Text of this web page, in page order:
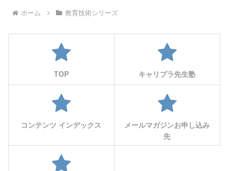
ホーム 教育技術シリーズ
TOP キャリプラ先生塾
コンテンツ インデックス
メールマガジンお申し込み
先